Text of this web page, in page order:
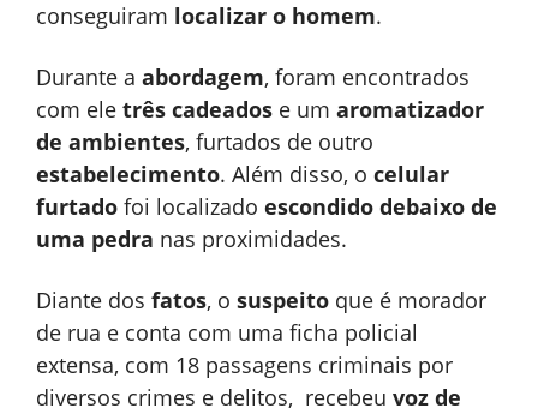
conseguiram localizar o homem.
Durante a abordagem, foram encontrados
com ele três cadeados e um aromatizador
de ambientes, furtados de outro
estabelecimento. Além disso, o celular
furtado foi localizado escondido debaixo de
uma pedra nas proximidades.
Diante dos fatos, o suspeito que é morador
de rua e conta com uma ficha policial
extensa, com 18 passagens criminais por
diversos crimes e delitos, recebeu voz de